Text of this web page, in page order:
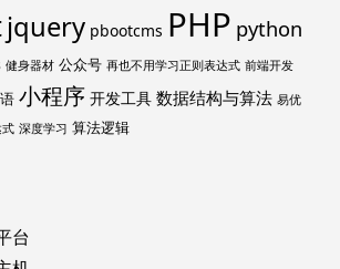
jquery pbootcms PHP python
健身器材 公众号 再也不用学习正则表达式 前端开发
小程序 开发工具 数据结构与算法 易优
深度学习 算法逻辑
台